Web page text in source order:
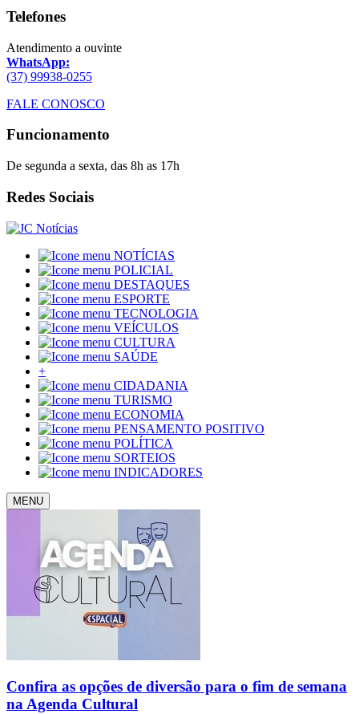
Telefones
Atendimento a ouvinte
WhatsApp:
(37) 99938-0255
FALE CONOSCO
Funcionamento
De segunda a sexta, das 8h as 17h
Redes Sociais
NOTÍCIAS
POLICIAL
DESTAQUES
ESPORTE
TECNOLOGIA
VEÍCULOS
CULTURA
SAÚDE
+
CIDADANIA
TURISMO
ECONOMIA
PENSAMENTO POSITIVO
POLÍTICA
SORTEIOS
INDICADORES
MENU
Confira as opções de diversão para o fim de semana
na Agenda Cultural